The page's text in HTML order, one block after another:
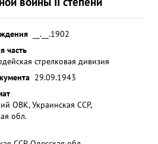
__.__.1902
часть
стрелковая дивизия
29.09.1943
ОВК, Украинская ССР,
обл.